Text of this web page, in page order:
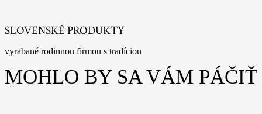
SLOVENSKÉ PRODUKTY
vyrabané rodinnou firmou s tradíciou
MOHLO BY SA VÁM PÁČIŤ